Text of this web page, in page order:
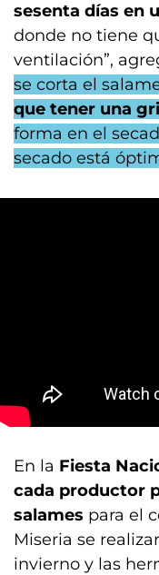
sesenta días en
donde no tiene
ventilación”,
se corta el
que tener una
forma en el
secado está
En la Fiesta
cada productor
salames para el
Miseria se
invierno y las